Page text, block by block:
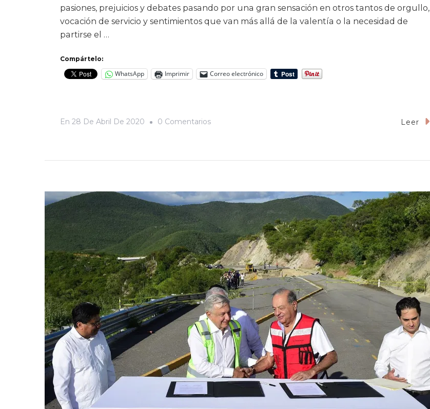
pasiones, prejuicios y debates pasando por una gran sensación en otros tantos de orgullo,
vocación de servicio y sentimientos que van más allá de la valentía o la necesidad de
partirse el …
Compártelo:
WhatsApp Imprimir Correo electrónico
En 28 De Abril De 2020 0 ComentariosEn
Leer